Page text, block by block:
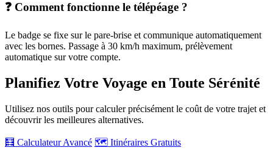
❓ Comment fonctionne le télépéage ?
Le badge se fixe sur le pare-brise et communique automatiquement
avec les bornes. Passage à 30 km/h maximum, prélèvement
automatique sur votre compte.
Planifiez Votre Voyage en Toute Sérénité
Utilisez nos outils pour calculer précisément le coût de votre trajet et
découvrir les meilleures alternatives.
🧮 Calculateur Avancé 🗺️ Itinéraires Gratuits